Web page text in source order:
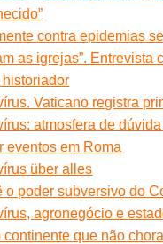
contra epidemias
as igrejas”. Entrevista
Vaticano registra
atmosfera de
eventos em Roma
über alles
o poder subversivo do
agronegócio e
continente que não